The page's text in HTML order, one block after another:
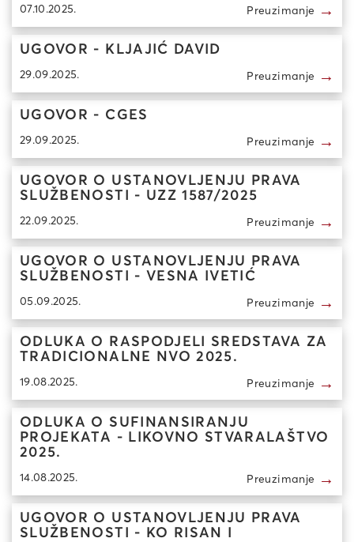
07.10.2025. Preuzimanje →
UGOVOR - KLJAJIĆ DAVID
29.09.2025. Preuzimanje →
UGOVOR - CGES
29.09.2025. Preuzimanje →
UGOVOR O USTANOVLJENJU PRAVA
SLUŽBENOSTI - UZZ 1587/2025
22.09.2025. Preuzimanje →
UGOVOR O USTANOVLJENJU PRAVA
SLUŽBENOSTI - VESNA IVETIĆ
05.09.2025. Preuzimanje →
ODLUKA O RASPODJELI SREDSTAVA ZA
TRADICIONALNE NVO 2025.
19.08.2025. Preuzimanje →
ODLUKA O SUFINANSIRANJU
PROJEKATA - LIKOVNO STVARALAŠTVO
2025.
14.08.2025. Preuzimanje →
UGOVOR O USTANOVLJENJU PRAVA
SLUŽBENOSTI - KO RISAN I